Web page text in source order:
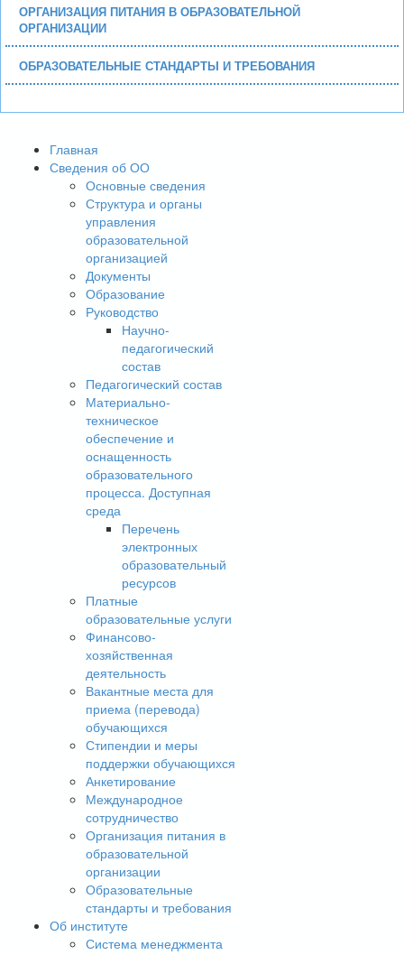
ОРГАНИЗАЦИЯ ПИТАНИЯ В ОБРАЗОВАТЕЛЬНОЙ
ОРГАНИЗАЦИИ
ОБРАЗОВАТЕЛЬНЫЕ СТАНДАРТЫ И ТРЕБОВАНИЯ
Главная
Сведения об ОО
Основные сведения
Структура и органы
управления
образовательной
организацией
Документы
Образование
Руководство
Научно-
педагогический
состав
Педагогический состав
Материально-
техническое
обеспечение и
оснащенность
образовательного
процесса. Доступная
среда
Перечень
электронных
образовательный
ресурсов
Платные
образовательные услуги
Финансово-
хозяйственная
деятельность
Вакантные места для
приема (перевода)
обучающихся
Стипендии и меры
поддержки обучающихся
Анкетирование
Международное
сотрудничество
Организация питания в
образовательной
организации
Образовательные
стандарты и требования
Об институте
Система менеджмента